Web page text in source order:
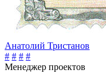
Анатолий Тристанов
# # # #
Менеджер проектов